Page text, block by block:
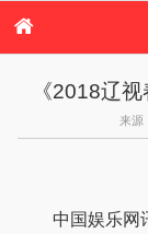
港台娱乐
《2018辽
来源
中国娱乐网讯